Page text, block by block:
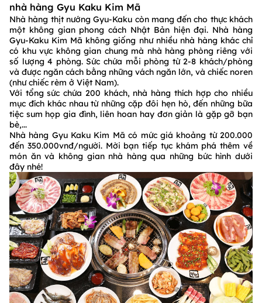
nhà hàng Gyu Kaku Kim Mã
Nhà hàng thịt nướng Gyu-Kaku còn mang đến cho thực khách
một không gian phong cách Nhật Bản hiện đại. Nhà hàng
Gyu-Kaku Kim Mã không giống như nhiều nhà hàng khác chỉ
có khu vực không gian chung mà nhà hàng phòng riêng với
số lượng 4 phòng. Sức chứa mỗi phòng từ 2-8 khách/phòng
và được ngăn cách bằng những vách ngăn lớn, và chiếc noren
(như chiếc rèm ở Việt Nam).
Với tổng sức chứa 200 khách, nhà hàng thích hợp cho nhiều
mục đích khác nhau từ những cặp đôi hẹn hò, đến những bữa
tiệc sum họp gia đình, liên hoan hay đơn giản là gặp gỡ bạn
bè,...
Nhà hàng Gyu Kaku Kim Mã có mức giá khoảng từ 200.000
đến 350.000vnđ/người. Mời bạn tiếp tục khám phá thêm về
món ăn và không gian nhà hàng qua những bức hình dưới
đây nhé!